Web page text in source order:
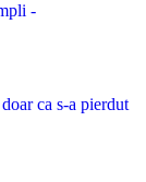
-
ca s-a pierdut